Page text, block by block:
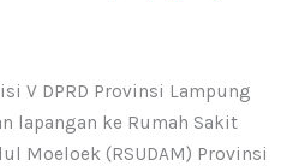
V DPRD Provinsi Lampung
lapangan ke Rumah Sakit
Moeloek (RSUDAM) Provinsi